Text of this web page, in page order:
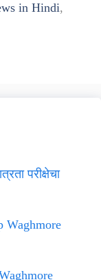
in Hindi,
परीक्षेचा
Waghmore